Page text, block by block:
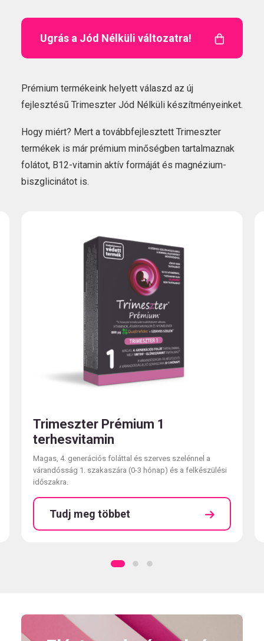
Ugrás a Jód Nélküli változatra!
Prémium termékeink helyett válaszd az új
fejlesztésű Trimeszter Jód Nélküli készítményeinket.
Hogy miért? Mert a továbbfejlesztett Trimeszter
termékek is már prémium minőségben tartalmaznak
folátot, B12-vitamin aktív formáját és magnézium-
biszglicinátot is.
Trimeszter Prémium 1
terhesvitamin
Magas, 4. generációs foláttal és szerves szelénnel a
várandósság 1. szakaszára (0-3 hónap) és a felkészülési
időszakra.
Tudj meg többet